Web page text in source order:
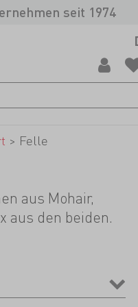
seit 1974
> Felle
aus Mohair,
aus den beiden.
durch die
aus,
Fell langlebiger
Felles ist der Ski